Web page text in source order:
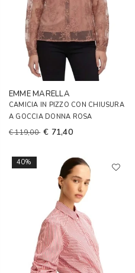
EMME MARELLA
CAMICIA IN PIZZO CON CHIUSURA
A GOCCIA DONNA ROSA
€ 119,00 € 71,40
40%